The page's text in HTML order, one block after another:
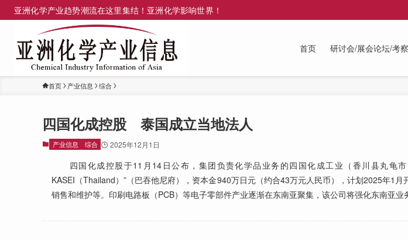
亚洲化学产业趋势潮流在这里集结！亚洲化学影响世界！
首页 研讨会/展会论坛/考
首页 产业信息 综合
四国化成控股 泰国成立当地法人
产业信息 综合 2025年12月1日
四国化成控股于11月14日公布，集团负责化学品业务的四国化成工业（香川县丸龟市
KASEI（Thailand）”（巴吞他尼府），资本金940万日元（约合43万元人民币），计划2025年1
销售和维护等。印刷电路板（PCB）等电子零部件产业逐渐在东南亚聚集，该公司将强化东南亚业